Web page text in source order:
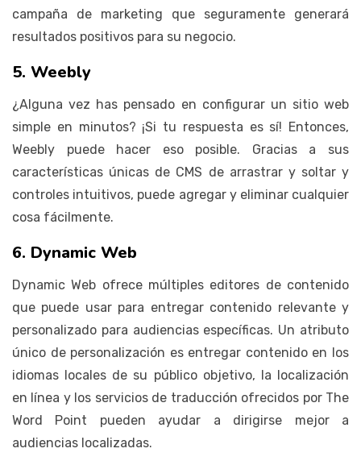
campaña de marketing que seguramente generará
resultados positivos para su negocio.
5. Weebly
¿Alguna vez has pensado en configurar un sitio web
simple en minutos? ¡Si tu respuesta es sí! Entonces,
Weebly puede hacer eso posible. Gracias a sus
características únicas de CMS de arrastrar y soltar y
controles intuitivos, puede agregar y eliminar cualquier
cosa fácilmente.
6. Dynamic Web
Dynamic Web ofrece múltiples editores de contenido
que puede usar para entregar contenido relevante y
personalizado para audiencias específicas. Un atributo
único de personalización es entregar contenido en los
idiomas locales de su público objetivo, la localización
en línea y los servicios de traducción ofrecidos por The
Word Point pueden ayudar a dirigirse mejor a
audiencias localizadas.